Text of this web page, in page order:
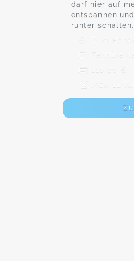
darf hier auf
entspannen
runter schalten.
Zum
Termine
110,00 €
Max. 11